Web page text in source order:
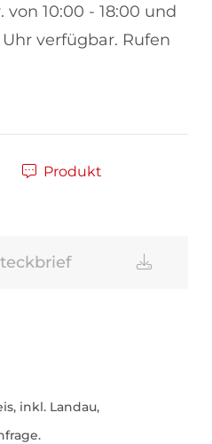
von 10:00 - 18:00 und
Uhr verfügbar. Rufen
Produkt
inkl. Landau,